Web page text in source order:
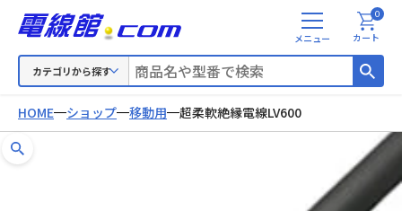
カテゴリから探す
メ
ニ
カート
0
HOME ショップ 移動用 超柔軟絶縁電線LV600